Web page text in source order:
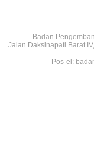
Badan
Jalan Daksinapati Barat
Pos-el: